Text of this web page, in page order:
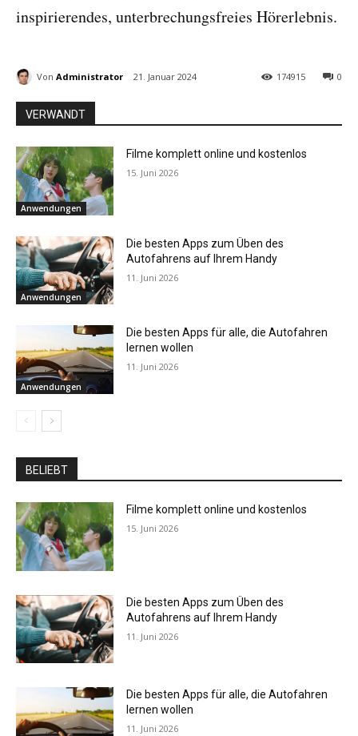
inspirierendes, unterbrechungsfreies Hörerlebnis.
0
174915
Von Administrator 21. Januar 2024
VERWANDT
Anwendungen
Filme komplett online und kostenlos
15. Juni 2026
Anwendungen
Die besten Apps zum Üben des
Autofahrens auf Ihrem Handy
11. Juni 2026
Anwendungen
Die besten Apps für alle, die Autofahren
lernen wollen
11. Juni 2026
BELIEBT
Filme komplett online und kostenlos
15. Juni 2026
Die besten Apps zum Üben des
Autofahrens auf Ihrem Handy
11. Juni 2026
Die besten Apps für alle, die Autofahren
lernen wollen
11. Juni 2026